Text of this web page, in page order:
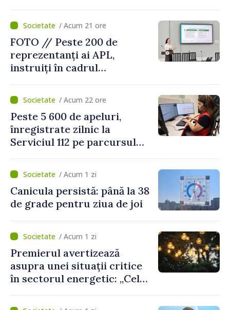
/ Acum 21 ore
FOTO // Peste 200 de
reprezentanți ai APL,
instruiți în cadrul
Mediu privind aplicarea a
două regulamente din
domeniu
/ Acum 22 ore
Peste 5 600 de apeluri,
înregistrate zilnic la
Serviciul 112 pe parcursul
cetățeni au solicitat
ambulanța/ Acum 1 zi
Canicula persistă: până la 38
de grade pentru ziua de joi
/ Acum 1 zi
Premierul avertizează
asupra unei situații critice
în sectorul energetic: „Cel
putea cumpăra nici curent